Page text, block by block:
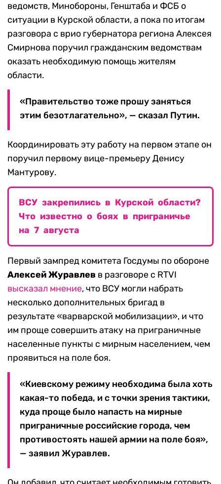
ведомств, Минобороны, Генштаба и ФСБ о
ситуации в Курской области, а пока по итогам
разговора с врио губернатора региона Алексея
Смирнова поручил гражданским ведомствам
оказать необходимую помощь жителям
области.
«Правительство тоже прошу заняться
этим безотлагательно», — сказал Путин.
Координировать эту работу на первом этапе он
поручил первому вице-премьеру Денису
Мантурову.
ВСУ закрепились в Курской области?
Что известно о боях в приграничье
на 7 августа
Первый зампред комитета Госдумы по обороне
Алексей Журавлев в разговоре с RTVI
высказал мнение, что ВСУ могли набрать
несколько дополнительных бригад в
результате «варварской мобилизации», и что
им проще совершить атаку на приграничные
населенные пункты с мирным населением, чем
проявиться на поле боя.
«Киевскому режиму необходима была хоть
какая-то победа, и с точки зрения тактики,
куда проще было напасть на мирные
приграничные российские города, чем
противостоять нашей армии на поле боя»,
— заявил Журавлев.